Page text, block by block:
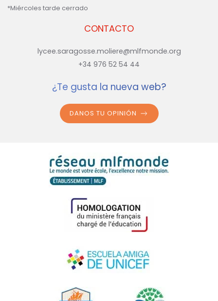
CONTACTO
lycee.saragosse.moliere@mlfmonde.org
+34 976 52 54 44
*Miércoles tarde cerrado
¿Te gusta la nueva web?
DANOS TU OPINIÓN